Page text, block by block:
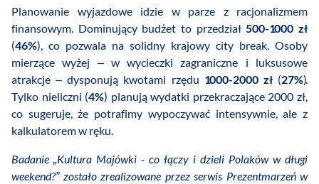
Planowanie wyjazdowe idzie w parze z racjonalizmem
finansowym. Dominujący budżet to przedział500-1000 zł
(46%), co pozwala na solidny krajowy city break. Osoby
mierzące wyżej – w wycieczki zagraniczne i luksusowe
atrakcje – dysponują kwotami rzędu 1000-2000 zł(27%).
Tylko nieliczni (4%) planują wydatki przekraczające 2000 zł,
co sugeruje, że potrafimy wypoczywać intensywnie, ale z
kalkulatorem w ręku.
Badanie „Kultura Majówki - co łączy i dzieli Polaków w długi
weekend?” zostało zrealizowane przez serwis Prezentmarzeń w